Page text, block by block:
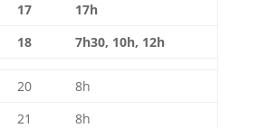
17
17h
18 7h30, 10h, 12h
20
8h
21
8h